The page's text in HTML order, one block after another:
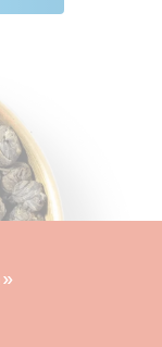
свой номер
телефона